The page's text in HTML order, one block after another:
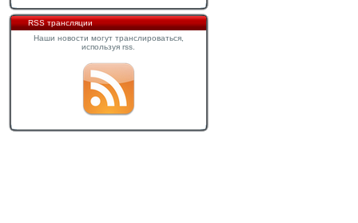
RSS трансляции
Наши новости могут транслироваться,
используя rss.